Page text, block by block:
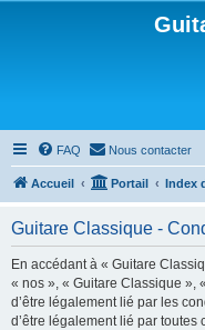
FAQ Nous contacter
Accueil Portail Index
Guitare Classique -
En accédant à « Guitare
« nos », « Guitare Classique »,
d’être légalement lié par les
d’être légalement lié par toutes